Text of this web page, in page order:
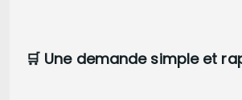
🛒 Une demande simple et